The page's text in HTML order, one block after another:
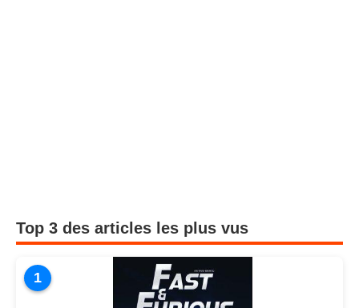
Top 3 des articles les plus vus
1